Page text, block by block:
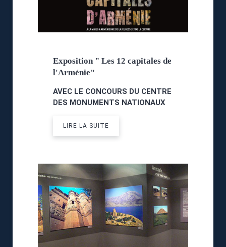
Exposition " Les 12 capitales de
l'Arménie"
AVEC LE CONCOURS DU CENTRE
DES MONUMENTS NATIONAUX
LIRE LA SUITE